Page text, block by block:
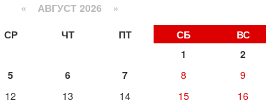
« АВГУСТ 2026 »
СР ЧТ ПТ СБ
ВС
1
2
5 6 7 8
9
12 13 14 15 16